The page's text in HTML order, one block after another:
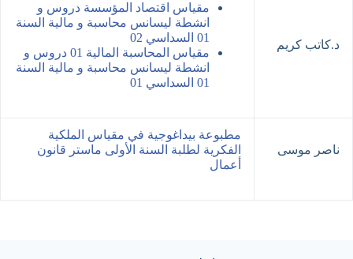
د.كاتب كريم
مقياس اقتصاد المؤسسة دروس و
انشطة ليسانس محاسبة و مالية السنة
01 السداسي 02
مقياس المحاسبة المالية 01 دروس و
انشطة ليسانس محاسبة و مالية السنة
01 السداسي 01
ناصر موسى
مطبوعة بيداغوجية في مقياس الملكية
الفكرية لطلبة السنة الأولى ماستر قانون
أعمال